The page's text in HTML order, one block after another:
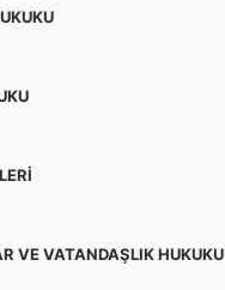
VE VATANDAŞLIK HUKUKU